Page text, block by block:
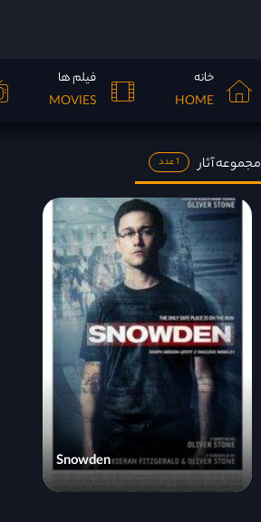
خانه
HOME
فیلم ها
MOVIES
مجموعه آثار 1 عدد
Snowden